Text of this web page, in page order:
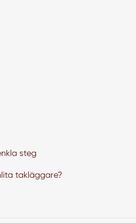
steg
takläggare?